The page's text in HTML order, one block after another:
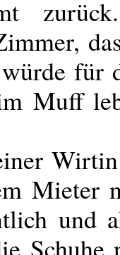
für
Muff
Mieter
und